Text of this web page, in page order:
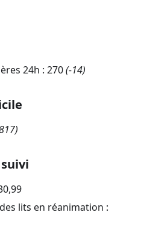
24h : 270(-14)
)
lits en réanimation :